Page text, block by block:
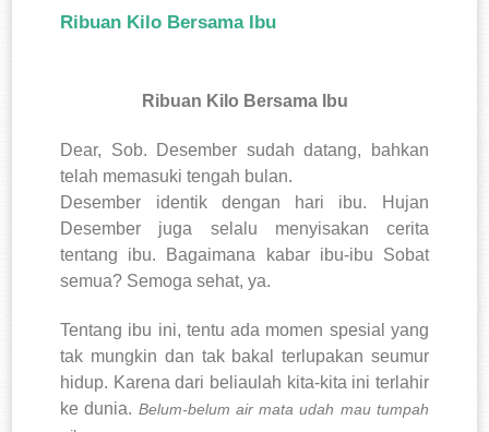
Ribuan Kilo Bersama Ibu
Ribuan Kilo Bersama Ibu
Dear, Sob. Desember sudah datang, bahkan
telah memasuki tengah bulan.
Desember identik dengan hari ibu. Hujan
Desember juga selalu menyisakan cerita
tentang ibu. Bagaimana kabar ibu-ibu Sobat
semua? Semoga sehat, ya.
Tentang ibu ini, tentu ada momen spesial yang
tak mungkin dan tak bakal terlupakan seumur
hidup. Karena dari beliaulah kita-kita ini terlahir
ke dunia. Belum-belum air mata udah mau tumpah